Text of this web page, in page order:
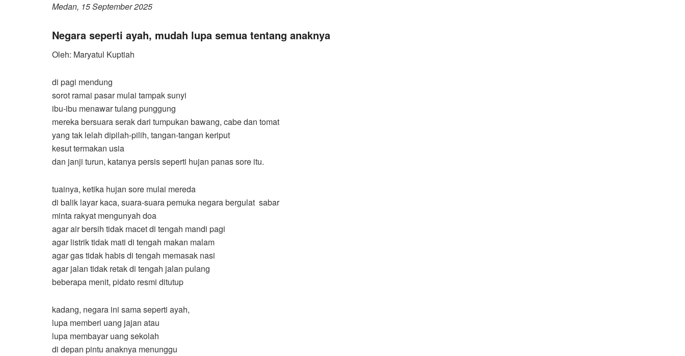
Medan, 15 September 2025
Negara seperti ayah, mudah lupa semua tentang anaknya
Oleh: Maryatul Kuptiah
di pagi mendung
sorot ramai pasar mulai tampak sunyi
ibu-ibu menawar tulang punggung
mereka bersuara serak dari tumpukan bawang, cabe dan tomat
yang tak lelah dipilah-pilih, tangan-tangan keriput
kesut termakan usia
dan janji turun, katanya persis seperti hujan panas sore itu.
tuainya, ketika hujan sore mulai mereda
di balik layar kaca, suara-suara pemuka negara bergulat sabar
minta rakyat mengunyah doa
agar air bersih tidak macet di tengah mandi pagi
agar listrik tidak mati di tengah makan malam
agar gas tidak habis di tengah memasak nasi
agar jalan tidak retak di tengah jalan pulang
beberapa menit, pidato resmi ditutup
kadang, negara ini sama seperti ayah,
lupa memberi uang jajan atau
lupa membayar uang sekolah
di depan pintu anaknya menunggu